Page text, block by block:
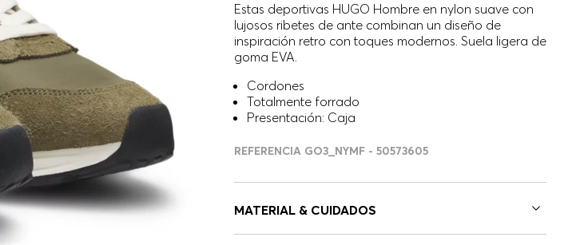
Estas deportivas HUGO Hombre en nylon suave con
lujosos ribetes de ante combinan un diseño de
inspiración retro con toques modernos. Suela ligera de
goma EVA.
Cordones
Totalmente forrado
Presentación: Caja
REFERENCIA GO3_NYMF - 50573605
MATERIAL & CUIDADOS